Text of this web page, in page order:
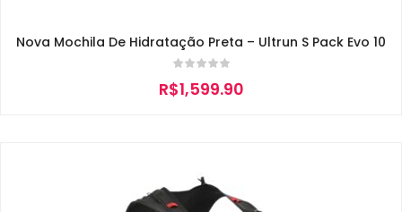
Nova Mochila De Hidratação Preta – Ultrun S Pack Evo 10
R$1,599.90